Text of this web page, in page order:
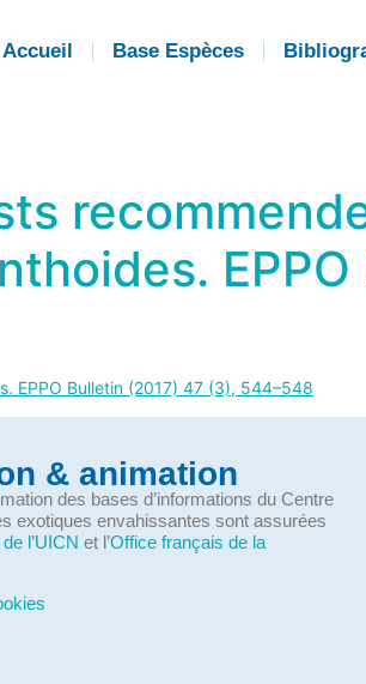
Accueil Base Espèces
EPPO
EPPO Bulletin (2017) 47 (3), 544–548
& animation
des bases d’informations du Centre
exotiques envahissantes sont assurées
l’UICN et l’Office français de la